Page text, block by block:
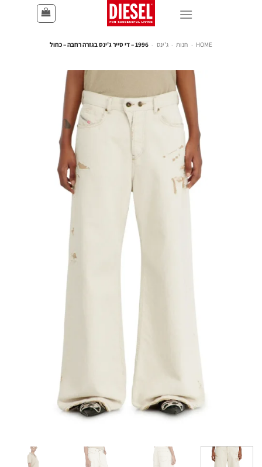
HOME
- חנות - ג'ינס - 1996 – די סייר ג'ינס בגזרה רחבה – כחול